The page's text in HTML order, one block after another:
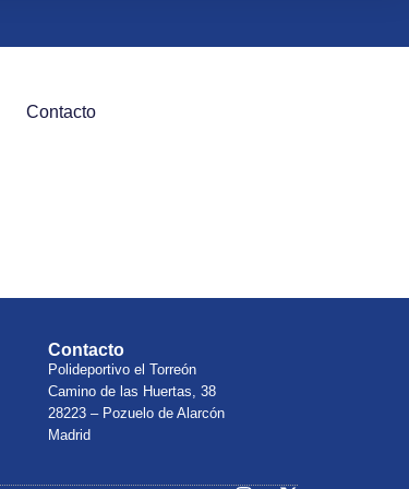
Contacto
Contacto
Polideportivo el Torreón
Camino de las Huertas, 38
28223 – Pozuelo de Alarcón
Madrid